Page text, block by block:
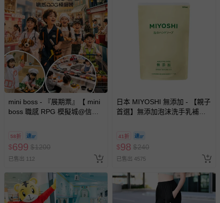
mini boss - 『展期票』【 mini
boss 職感 RPG 模擬城@信義
換，依現場梯次安排入場，逾
期作廢) (兒童票(2歲以上)贈一
名陪伴成人)
58折
$699 $1200
已售出 112
日本 MIYOSHI 無添加 - 【親子
首選】無添加泡沫洗手乳補充
41折
$98 $240
已售出 4575